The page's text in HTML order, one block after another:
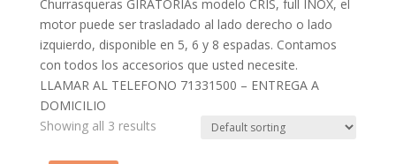
Churrasqueras GIRATORIAs modelo CRIS, full INOX, el
motor puede ser trasladado al lado derecho o lado
izquierdo, disponible en 5, 6 y 8 espadas. Contamos
con todos los accesorios que usted necesite.
LLAMAR AL TELEFONO 71331500 – ENTREGA A
DOMICILIO
Showing all 3 results